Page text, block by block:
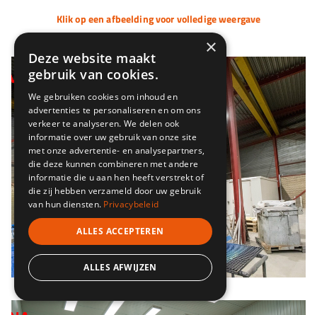
Klik op een afbeelding voor volledige weergave
×
Deze website maakt
gebruik van cookies.
We gebruiken cookies om inhoud en
advertenties te personaliseren en om ons
verkeer te analyseren. We delen ook
informatie over uw gebruik van onze site
met onze advertentie- en analysepartners,
die deze kunnen combineren met andere
informatie die u aan hen heeft verstrekt of
die zij hebben verzameld door uw gebruik
van hun diensten. Privacybeleid
ALLES ACCEPTEREN
ALLES AFWIJZEN